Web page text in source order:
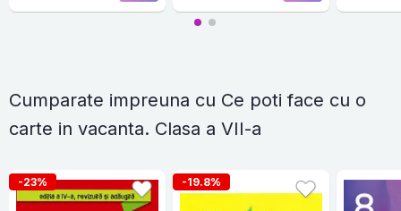
Cumparate impreuna cu Ce poti face cu o
carte in vacanta. Clasa a VII-a
-23% -19.8%